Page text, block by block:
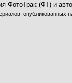
ФотоТрак (ФТ) и
опубликованных